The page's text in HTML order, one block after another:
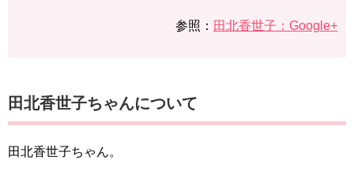
参照： 田北香世子：Google+
田北香世子ちゃんについて
田北香世子ちゃん。